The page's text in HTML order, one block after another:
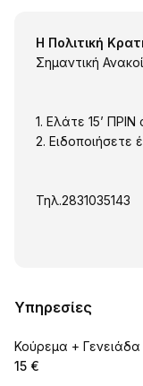
Η Πολιτική
Σημαντική
1. Ελάτε 15’
2. Ειδοποιήσετε
Τηλ.2831035143
Υπηρεσίες
Κράτηση
Κούρεμα +
.Τιμή
15 €